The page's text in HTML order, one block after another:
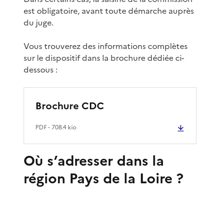
est obligatoire, avant toute démarche auprès
du juge.
Vous trouverez des informations complètes
sur le dispositif dans la brochure dédiée ci-
dessous :
Brochure CDC
PDF- 708.4 kio
Où s’adresser dans la
région Pays de la Loire ?